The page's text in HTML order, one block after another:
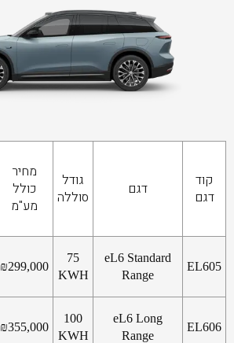
קוד
דגם
דגם
גודל
סוללה
מחיר
כולל
מע"מ
EL605
eL6 Standard
Range
75
KWH
₪299,000
EL606
eL6 Long
Range
100
KWH
₪355,000